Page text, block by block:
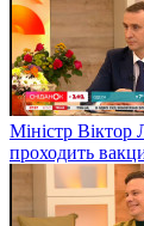
Міністр Віктор
проходить